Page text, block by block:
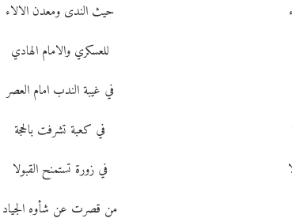
حيث الندى ومعدن الالاء
للعسكري والامام الهادي
في غيبة الندب امام العصر
في كعبة تشرفت بالحجة
في زورة تستمنح القبولا
من قصرت عن شأوه الجياد